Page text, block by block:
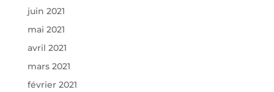
juin 2021
mai 2021
avril 2021
mars 2021
février 2021